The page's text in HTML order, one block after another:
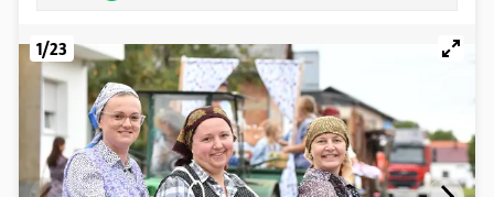
1/23